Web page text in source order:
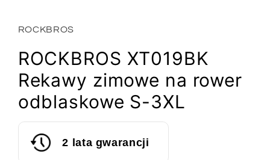
ROCKBROS
ROCKBROS XT019BK
Rekawy zimowe na rower
odblaskowe S-3XL
2 lata gwarancji